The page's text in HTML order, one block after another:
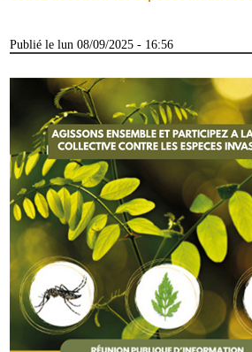
Publié le lun 08/09/2025 - 16:56